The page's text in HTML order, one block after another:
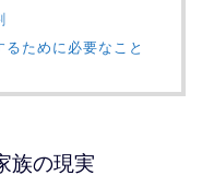
ために必要なこと
族の現実